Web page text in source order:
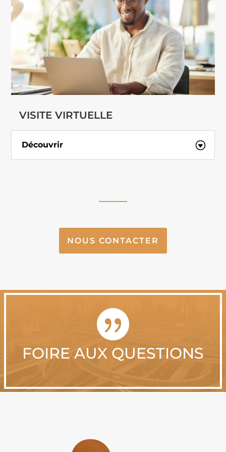
VISITE VIRTUELLE
Découvrir
NOUS CONTACTER

FOIRE AUX QUESTIONS